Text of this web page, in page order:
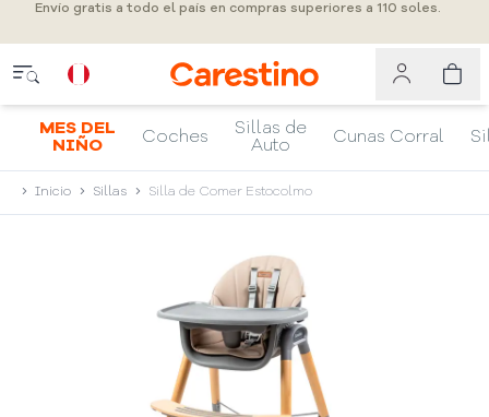
Envío gratis a todo el país en compras superiores a 110 soles.
MES DEL
NIÑO
Coches
Sillas de
Auto
Cunas Corral
Inicio Sillas Silla de Comer Estocolmo